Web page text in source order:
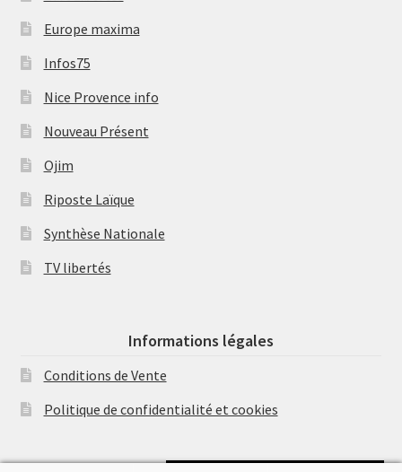
Europe maxima
Infos75
Nice Provence info
Nouveau Présent
Ojim
Riposte Laïque
Synthèse Nationale
TV libertés
Informations légales
Conditions de Vente
Politique de confidentialité et cookies